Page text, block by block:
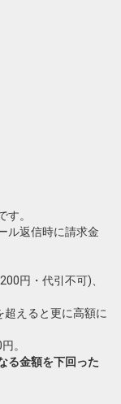
す。
ル返信時に請求金
円・代引不可)、
えると更に高額に
。
る金額を下回った